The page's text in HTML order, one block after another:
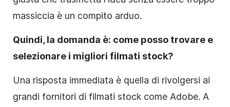
massiccia è un compito arduo.
Quindi, la domanda è: come posso trovare e
selezionare i migliori filmati stock?
Una risposta immediata è quella di rivolgersi ai
grandi fornitori di filmati stock come Adobe. A